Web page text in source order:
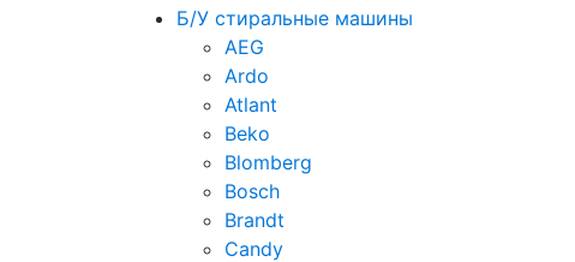
Б/У стиральные машины
AEG
Ardo
Atlant
Beko
Blomberg
Bosch
Brandt
Candy